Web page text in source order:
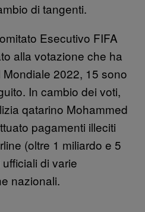
di tangenti.
Esecutivo FIFA
alla votazione che ha
2022, 15 sono
In cambio dei voti,
qatarino Mohammed
pagamenti illeciti
(oltre 1 miliardo e 5
di varie
nazionali.